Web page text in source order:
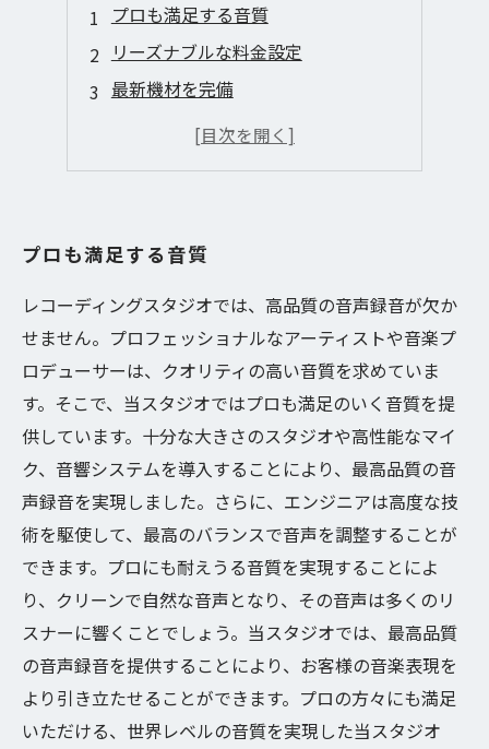
プロも満足する音質
リーズナブルな料金設定
最新機材を完備
エンジニアのサポートが充実
プロも満足する音質
レコーディングスタジオでは、高品質の音声録音が欠か
せません。プロフェッショナルなアーティストや音楽プ
ロデューサーは、クオリティの高い音質を求めていま
す。そこで、当スタジオではプロも満足のいく音質を提
供しています。十分な大きさのスタジオや高性能なマイ
ク、音響システムを導入することにより、最高品質の音
声録音を実現しました。さらに、エンジニアは高度な技
術を駆使して、最高のバランスで音声を調整することが
できます。プロにも耐えうる音質を実現することによ
り、クリーンで自然な音声となり、その音声は多くのリ
スナーに響くことでしょう。当スタジオでは、最高品質
の音声録音を提供することにより、お客様の音楽表現を
より引き立たせることができます。プロの方々にも満足
いただける、世界レベルの音質を実現した当スタジオ